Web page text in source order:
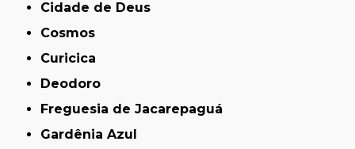
Cidade de Deus
Cosmos
Curicica
Deodoro
Freguesia de Jacarepaguá
Gardênia Azul